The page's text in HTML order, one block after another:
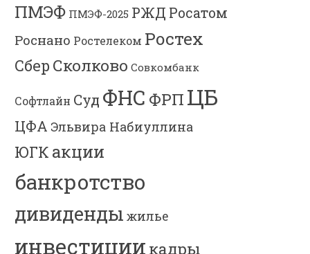
ПМЭФ ПМЭФ-2025 РЖД Росатом
Роснано Ростелеком Ростех
Сбер Сколково Совкомбанк
Софтлайн Суд ФНС ФРП ЦБ
ЦФА Эльвира Набиуллина
ЮГК акции
банкротство
дивиденды жилье
инвестиции кадры